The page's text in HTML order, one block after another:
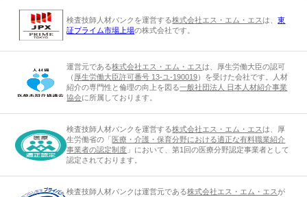
検査技師人材バンクを運営する株式会社エス・エム・エスは、東
証プライム市場上場の株式会社です。
運営元である株式会社エス・エム・エスは、厚生労働大臣の認可
（ 厚生労働大臣許可番号 13-ユ-190019）を受けた会社です。人材
紹介の専門性と倫理の向上を図る一般社団法人 日本人材紹介事業
協会に所属しております。
検査技師人材バンクを運営する株式会社エス・エム・エスは、厚
生労働省の「 医療・介護・保育分野における適正な有料職業紹介
事業者の認定制度 」において、第1回の医療分野認定事業者として
認定されております。
検査技師人材バンクは運営元である株式会社エス・エム・エスが